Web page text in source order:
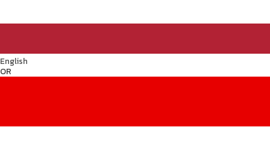
English
OR